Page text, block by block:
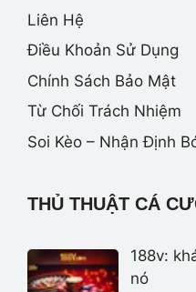
Liên Hệ
Điều Khoản Sử Dụng
Chính Sách Bảo Mật
Từ Chối Trách Nhiệm
Soi Kèo – Nhận Định
THỦ THUẬT CÁ
188v:
nó